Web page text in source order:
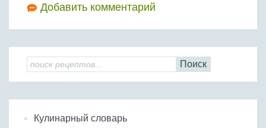
Добавить комментарий
Поиск
Кулинарный словарь